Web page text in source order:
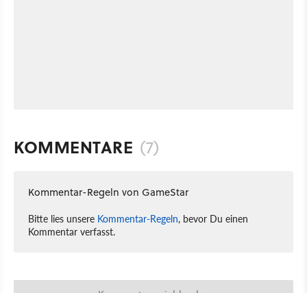
KOMMENTARE (7)
Kommentar-Regeln von GameStar
Bitte lies unsere Kommentar-Regeln, bevor Du einen
Kommentar verfasst.